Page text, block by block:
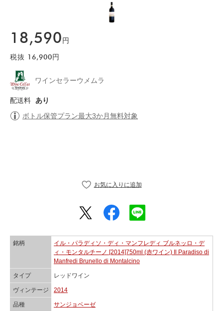
18,590 円
税抜 16,900 円
ワインセラーウメムラ
配送料
あり
ボトル保管プラン最大3か月無料対象
銘柄
イル・パラディソ・ディ・マンフレディ ブルネッロ・デ
ィ・モンタルチーノ [2014]750ml (赤ワイン) Il Paradiso di
Manfredi Brunello di Montalcino
タイプ レッドワイン
ヴィンテージ 2014
品種 サンジョベーゼ